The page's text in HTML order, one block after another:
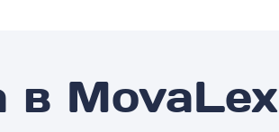
в MovaLex